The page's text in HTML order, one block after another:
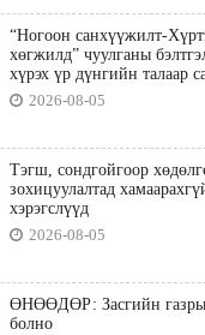
“Ногоон санхүүжилт-
хөгжилд” чуулганы
хүрэх үр дүнгийн талаар
2026-08-05
Тэгш, сондгойгоор
зохицуулалтад
хэрэгслүүд
2026-08-05
ӨНӨӨДӨР: Засгийн
болно